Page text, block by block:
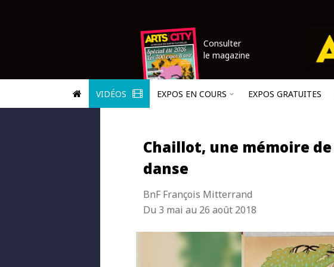
Consulter
le magazine
VIDÉOS EXPOS EN COURS EXPOS GRATUITES
Chaillot, une mémoire
danse
BnF François Mitterrand
Du 3 mai au 26 août 2018